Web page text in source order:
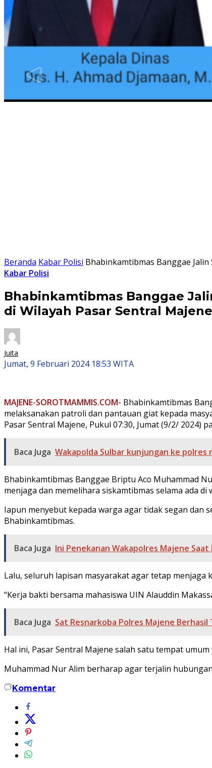
Beranda Kabar Polisi Bhabinkamtibmas Banggae
Kabar Polisi
Bhabinkamtibmas Banggae
di Wilayah Pasar Sentral Majene
Juita
Jumat, 9 Februari 2024 18:53 WITA
MAJENE-SOROTMAMMIS.COM- Bhabinkamtibmas
melaksanakan patroli dan pantauan giat kepada
Pasar Sentral Majene, Pukul 07:30, Jumat (9/2/ 2024)
Baca Juga Wakapolda Sulbar kunjungan ke polres
Bhabinkamtibmas Banggae Briptu Aco Muhammad
menjaga dan memelihara siskamtibmas selama ada di
Iapun menyebut kepada warga agar tidak segan
Bhabinkamtibmas.
Baca Juga Ini Penekanan Wakapolres Majene
Lalu, seluruh lapisan masyarakat agar tetap menjaga
“Kerja bakti bersama mahasiswa UIN Alauddin
Baca Juga Sat Resnarkoba Polres Majene
Hal ini, Pasar Sentral Majene salah satu tempat
Muhammad Nur Alim berharap agar terjalin
Komentar